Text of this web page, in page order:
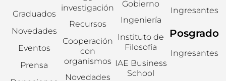
Graduados
Novedades
Eventos
Prensa
investigación
Recursos
Cooperación
con
organismos
Novedades
Gobierno
Ingeniería
Instituto de
Filosofía
IAE Business
School
Ingresantes
Posgrado
Ingresantes